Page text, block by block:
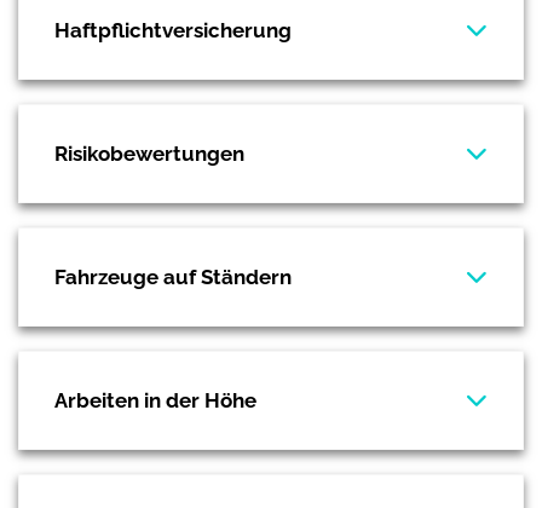
Haftpflichtversicherung
Risikobewertungen
Fahrzeuge auf Ständern
Arbeiten in der Höhe